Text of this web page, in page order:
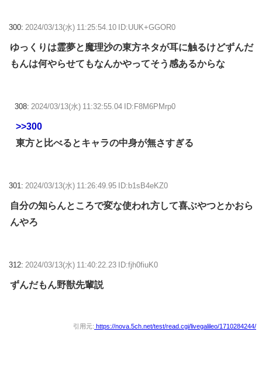
300: 2024/03/13(水) 11:25:54.10 ID:UUK+GGOR0
ゆっくりは霊夢と魔理沙の東方ネタが耳に触るけどずんだ
もんは何やらせてもなんかやってそう感あるからな
308: 2024/03/13(水) 11:32:55.04 ID:F8M6PMrp0
>>300
東方と比べるとキャラの中身が無さすぎる
301: 2024/03/13(水) 11:26:49.95 ID:b1sB4eKZ0
自分の知らんところで変な使われ方して喜ぶやつとかおら
んやろ
312: 2024/03/13(水) 11:40:22.23 ID:fjh0fiuK0
ずんだもん野獣先輩説
引用元: https://nova.5ch.net/test/read.cgi/livegalileo/1710284244/